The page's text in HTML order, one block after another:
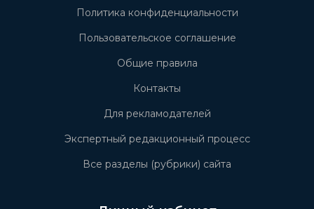
Политика конфиденциальности
Пользовательское соглашение
Общие правила
Контакты
Для рекламодателей
Экспертный редакционный процесс
Все разделы (рубрики) сайта